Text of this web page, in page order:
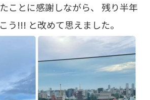
ことに感謝しながら、 残り半年
う!!! と改めて思えました。